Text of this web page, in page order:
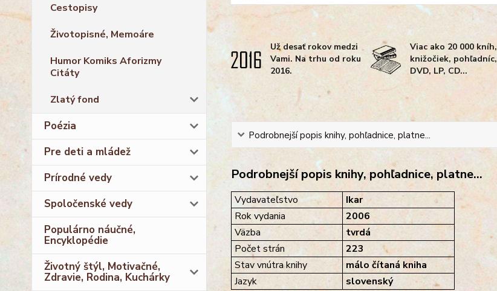
Cestopisy
Životopisné, Memoáre
Humor Komiks Aforizmy
Citáty
Zlatý fond
Poézia
Pre deti a mládež
Prírodné vedy
Spoločenské vedy
Populárno náučné,
Encyklopédie
Životný štýl, Motivačné,
Zdravie, Rodina, Kuchárky
Už desať rokov medzi
Vami. Na trhu od roku
2016.
Viac ako 20 000 kníh,
knižočiek, pohľadníc,
DVD, LP, CD...
Podrobnejší popis knihy, pohľadnice, platne...
Podrobnejší popis knihy, pohľadnice, platne...
Vydavateľstvo
Ikar
Rok vydania
2006
Väzba
tvrdá
Počet strán
223
Stav vnútra knihy
málo čítaná kniha
Jazyk
slovenský